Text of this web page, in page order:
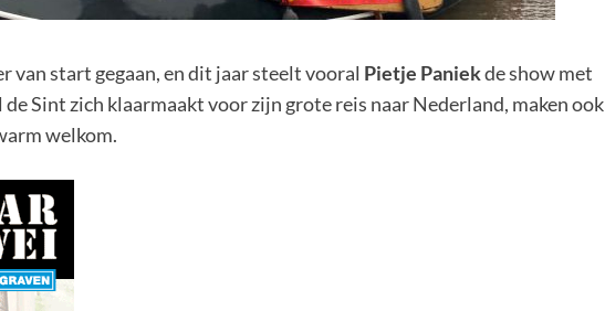
van start gegaan, en dit jaar steelt vooral Pietje Paniekde show met
Sint zich klaarmaakt voor zijn grote reis naar Nederland, maken ook
welkom.